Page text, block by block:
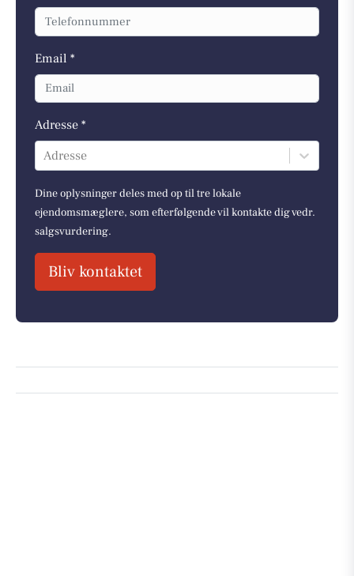
Email *
Adresse *
Adresse
Dine oplysninger deles med op til tre lokale
ejendomsmæglere, som efterfølgende vil kontakte dig vedr.
salgsvurdering.
Bliv kontaktet